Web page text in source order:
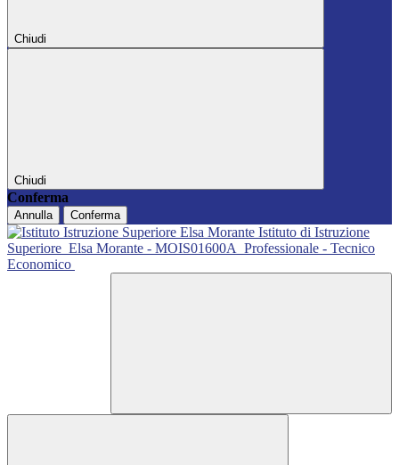
Chiudi
Chiudi
Conferma
Annulla Conferma
Istituto di Istruzione
Superiore Elsa Morante - MOIS01600A Professionale - Tecnico
Economico